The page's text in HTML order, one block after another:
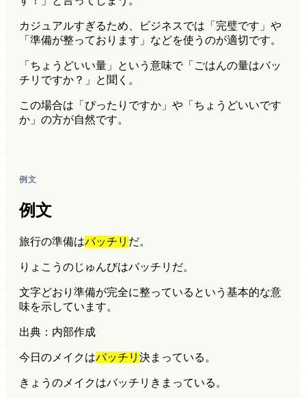
カジュアルすぎるため、ビジネスでは「完璧です」や
「準備が整っております」などを使うのが適切です。
「ちょうどいい量」という意味で「ごはんの量はバッ
チリですか？」と聞く。
この場合は「ぴったりですか」や「ちょうどいいです
か」の方が自然です。
例文
例文
旅行の準備はバッチリ だ。
りょこうのじゅんびはバッチリだ。
文字どおり 準備が完全に整っているという基本的な意
味を示しています。
出典：内部作成
今日のメイクはバッチリ 決まっている。
きょうのメイクはバッチリきまっている。